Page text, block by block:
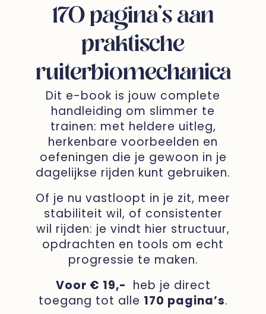
170 pagina’s aan
praktische
ruiterbiomechanica
Dit e-book is jouw complete
handleiding om slimmer te
trainen: met heldere uitleg,
herkenbare voorbeelden en
oefeningen die je gewoon in je
dagelijkse rijden kunt gebruiken.
Of je nu vastloopt in je zit, meer
stabiliteit wil, of consistenter
wil rijden: je vindt hier structuur,
opdrachten en tools om echt
progressie te maken.
Voor € 19,- heb je direct
toegang tot alle 170 pagina’s.